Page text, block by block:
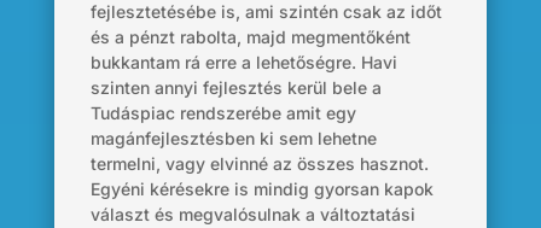
fejlesztetésébe is, ami szintén csak az időt
és a pénzt rabolta, majd megmentőként
bukkantam rá erre a lehetőségre. Havi
szinten annyi fejlesztés kerül bele a
Tudáspiac rendszerébe amit egy
magánfejlesztésben ki sem lehetne
termelni, vagy elvinné az összes hasznot.
Egyéni kérésekre is mindig gyorsan kapok
választ és megvalósulnak a változtatási